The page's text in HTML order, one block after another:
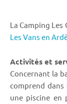
La Camping Les
Les Vans en
Activités et
Concernant la
comprend dans
une piscine en